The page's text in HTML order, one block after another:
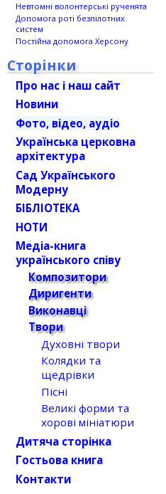
Невтомні волонтерські рученята
Допомога роті безпілотних
систем
Постійна допомога Херсону
Сторінки
Про нас і наш сайт
Новини
Фото, відео, аудіо
Українська церковна
архітектура
Сад Українського
Модерну
БІБЛІОТЕКА
НОТИ
Медіа-книга
українського співу
Композитори
Диригенти
Виконавці
Твори
Духовні твори
Колядки та
щедрівки
Пісні
Великі форми та
хорові мініатюри
Дитяча сторінка
Гостьова книга
Контакти